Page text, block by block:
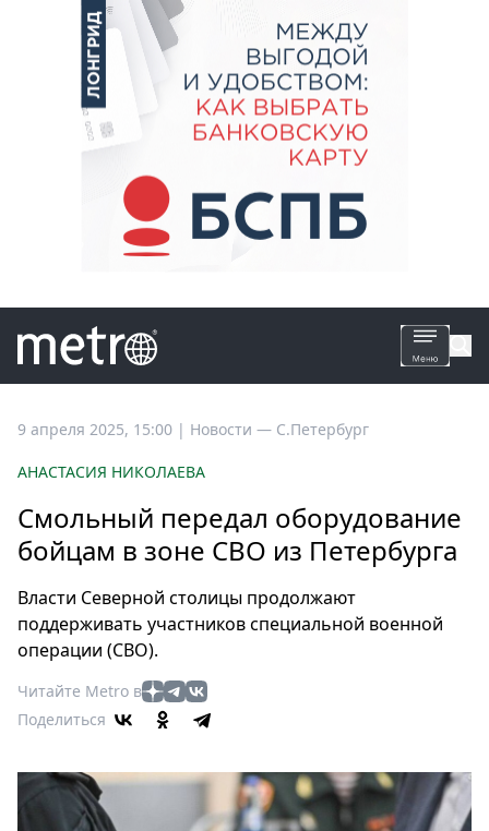
Все
Россия
Мир
Еда
Туризм
Театр
Кино
Выставки
9 апреля 2025, 15:00 | Новости — С.Петербург
АНАСТАСИЯ НИКОЛАЕВА
Смольный передал оборудование
бойцам в зоне СВО из Петербурга
Власти Северной столицы продолжают
поддерживать участников специальной военной
операции (СВО).
Читайте Metro в
Поделиться